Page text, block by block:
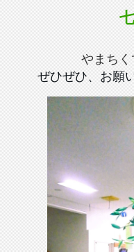
やまち
ぜひぜひ、お願